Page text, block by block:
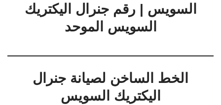
السويس | رقم جنرال اليكتريك
السويس الموحد
الخط الساخن لصيانة جنرال
اليكتريك السويس